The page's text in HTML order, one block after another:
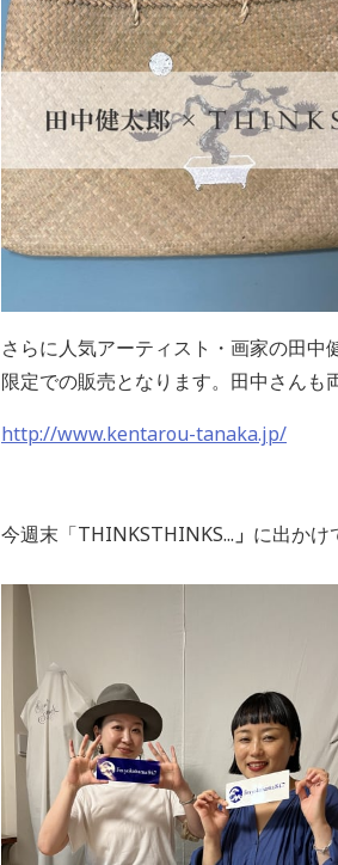
さらに人気アーティスト・画家の田
限定での販売となります。 田中さんも
http://www.kentarou-tanaka.jp/
今週末「THINKSTHINKS... 」 に出かけ